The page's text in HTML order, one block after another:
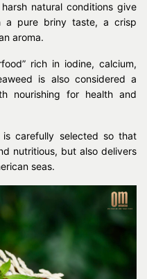
natural conditions give
pure briny taste, a crisp
aroma.
rich in iodine, calcium,
is also considered a
nourishing for health and
is carefully selected so that
nutritious, but also delivers
seas.